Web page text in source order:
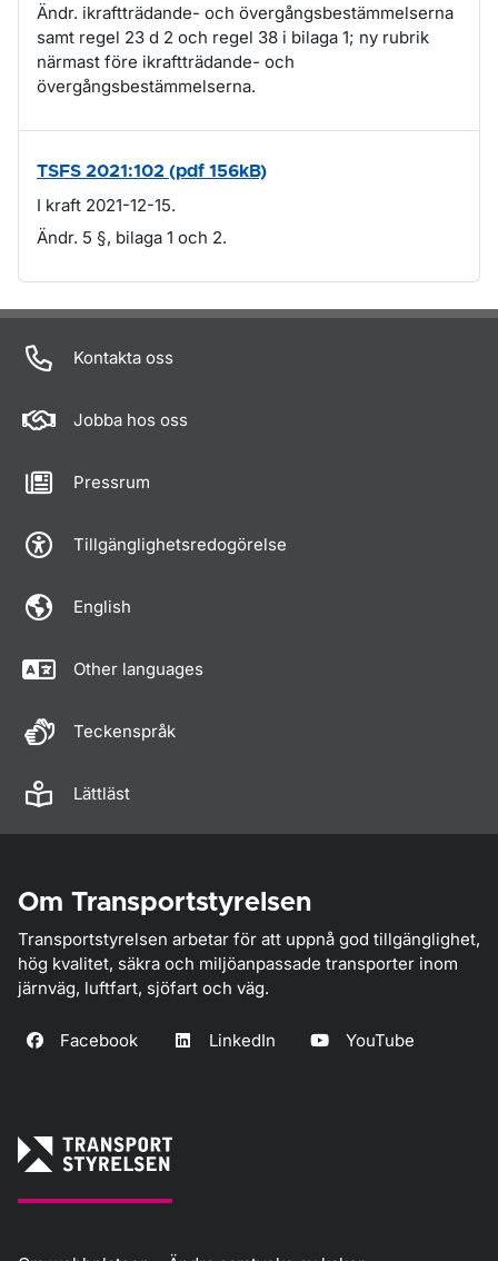
Ändr. ikraftträdande- och övergångsbestämmelserna
samt regel 23 d 2 och regel 38 i bilaga 1; ny rubrik
närmast före ikraftträdande- och
övergångsbestämmelserna.
TSFS 2021:102 (pdf 156kB)
I kraft 2021-12-15.
Ändr. 5 §, bilaga 1 och 2.
Om sidan
Kontakta oss
Jobba hos oss
Pressrum
Tillgänglighetsredogörelse
English
Other languages
Teckenspråk
Lättläst
Om Transportstyrelsen
Transportstyrelsen arbetar för att uppnå god tillgänglighet,
hög kvalitet, säkra och miljöanpassade transporter inom
järnväg, luftfart, sjöfart och väg.
Facebook LinkedIn YouTube